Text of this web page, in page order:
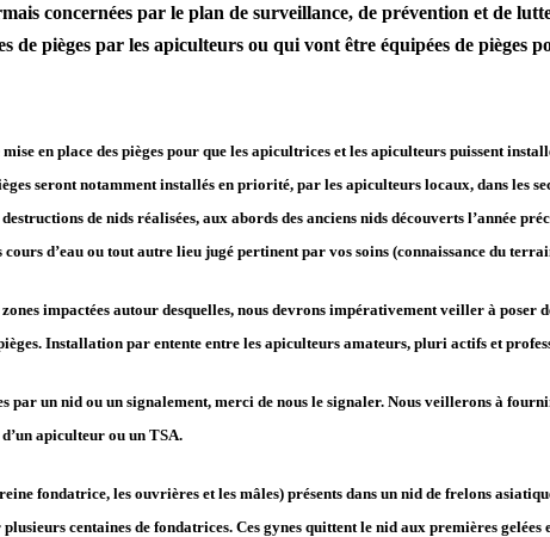
concernées par le plan de surveillance, de prévention et de
de pièges par les apiculteurs ou qui vont être équipées de pièges
en place des pièges pour que les apicultrices et les apiculteurs puissent
seront notamment installés en priorité, par les apiculteurs locaux, dans les
de nids réalisées, aux abords des anciens nids découverts l’année
d’eau ou tout autre lieu jugé pertinent par vos soins (connaissance du
impactées autour desquelles, nous devrons impérativement veiller à poser
Installation par entente entre les apiculteurs amateurs, pluri actifs et
par un nid ou un signalement, merci de nous le signaler. Nous veillerons à
apiculteur ou un TSA.
fondatrice, les ouvrières et les mâles) présents dans un nid de frelons
centaines de fondatrices. Ces gynes quittent le nid aux premières